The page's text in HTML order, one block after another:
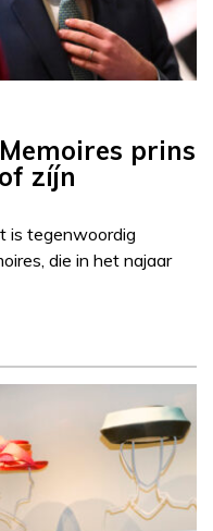
prins
zíjn
is tegenwoordig
die in het najaar